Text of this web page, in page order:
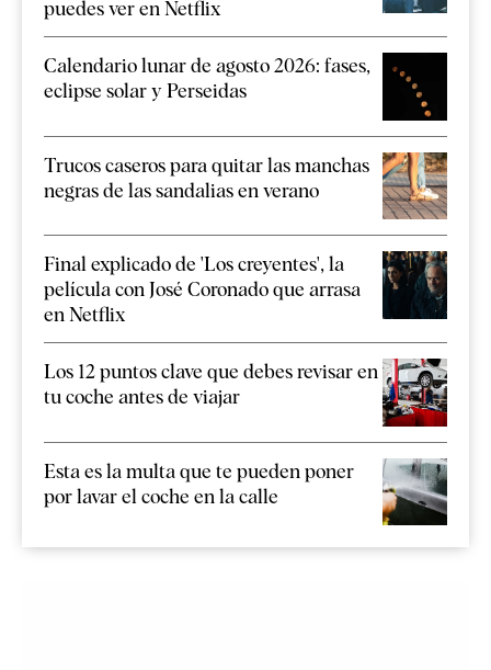
puedes ver en Netflix
Calendario lunar de agosto 2026: fases,
eclipse solar y Perseidas
Trucos caseros para quitar las manchas
negras de las sandalias en verano
Final explicado de 'Los creyentes', la
película con José Coronado que arrasa
en Netflix
Los 12 puntos clave que debes revisar en
tu coche antes de viajar
Esta es la multa que te pueden poner
por lavar el coche en la calle